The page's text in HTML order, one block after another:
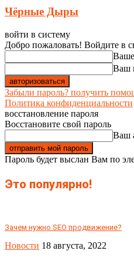
Чёрные Дыры
войти в систему
Добро пожаловать! Войдите в
Ваше
Ваш
Забыли пароль? получить
Политика конфиденциальности
восстановление пароля
Восстановите свой пароль
Ваш
Пароль будет выслан Вам по
Это популярно!
Зачем нужно SEO продвижение?
Новости 18 августа, 2022